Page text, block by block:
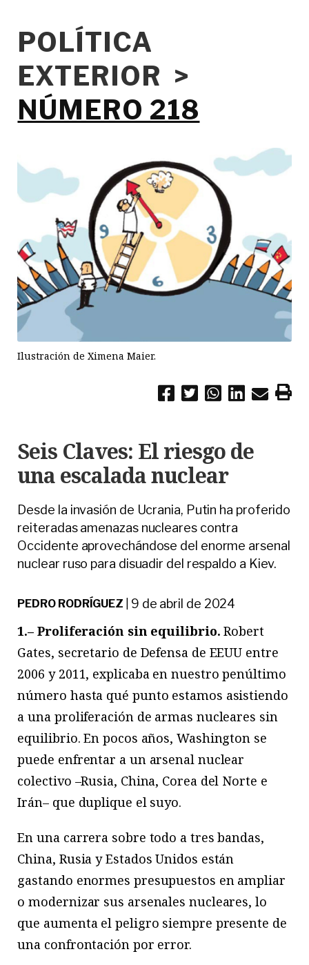
POLÍTICA
EXTERIOR >
NÚMERO 218
Ilustración de Ximena Maier.
Seis Claves: El riesgo de
una escalada nuclear
Desde la invasión de Ucrania, Putin ha proferido
reiteradas amenazas nucleares contra
Occidente aprovechándose del enorme arsenal
nuclear ruso para disuadir del respaldo a Kiev.
PEDRO RODRÍGUEZ 9 de abril de 2024
1.– Proliferación sin equilibrio. Robert
Gates, secretario de Defensa de EEUU entre
2006 y 2011, explicaba en nuestro penúltimo
número hasta qué punto estamos asistiendo
a una proliferación de armas nucleares sin
equilibrio. En pocos años, Washington se
puede enfrentar a un arsenal nuclear
colectivo –Rusia, China, Corea del Norte e
Irán– que duplique el suyo.
En una carrera sobre todo a tres bandas,
China, Rusia y Estados Unidos están
gastando enormes presupuestos en ampliar
o modernizar sus arsenales nucleares, lo
que aumenta el peligro siempre presente de
una confrontación por error.